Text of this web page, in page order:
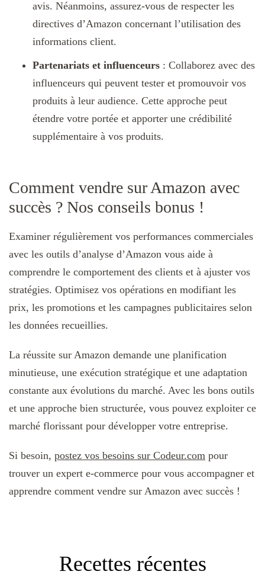
avis. Néanmoins, assurez-vous de respecter les
directives d’Amazon concernant l’utilisation des
informations client.
Partenariats et influenceurs : Collaborez avec des
influenceurs qui peuvent tester et promouvoir vos
produits à leur audience. Cette approche peut
étendre votre portée et apporter une crédibilité
supplémentaire à vos produits.
Comment vendre sur Amazon avec
succès ? Nos conseils bonus !
Examiner régulièrement vos performances commerciales
avec les outils d’analyse d’Amazon vous aide à
comprendre le comportement des clients et à ajuster vos
stratégies. Optimisez vos opérations en modifiant les
prix, les promotions et les campagnes publicitaires selon
les données recueillies.
La réussite sur Amazon demande une planification
minutieuse, une exécution stratégique et une adaptation
constante aux évolutions du marché. Avec les bons outils
et une approche bien structurée, vous pouvez exploiter ce
marché florissant pour développer votre entreprise.
Si besoin, postez vos besoins sur Codeur.com pour
trouver un expert e-commerce pour vous accompagner et
apprendre comment vendre sur Amazon avec succès !
Recettes récentes